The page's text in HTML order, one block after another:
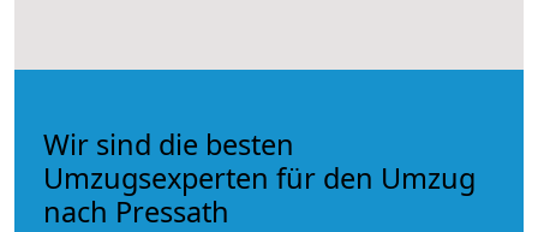
Wir sind die besten
Umzugsexperten für den Umzug
nach Pressath